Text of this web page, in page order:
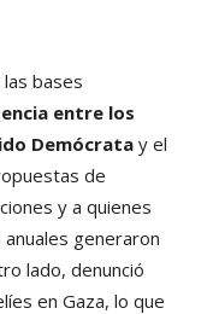
bases
entre los
Demócrata y el
de
y a quienes
generaron
lado, denunció
en Gaza, lo que